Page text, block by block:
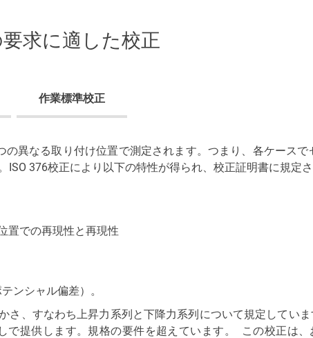
求に適した校正
作業標準校正
の異なる取り付け位置で測定されます。つまり、各ケース
ISO 376校正により以下の特性が得られ、校正証明書に規定
置での再現性と再現性
ンシャル偏差）。
さ、すなわち上昇力系列と下降力系列について規定してい
で提供します。規格の要件を超えています。 この校正は